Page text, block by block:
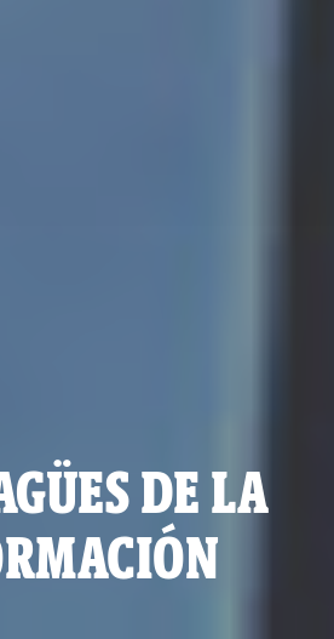
DE LA